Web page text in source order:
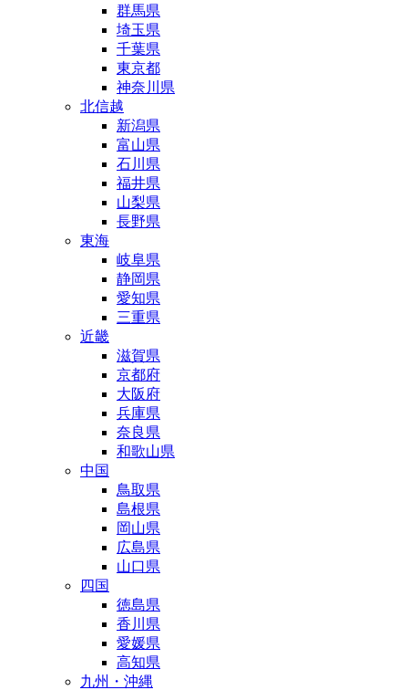
群馬県
埼玉県
千葉県
東京都
神奈川県
北信越
新潟県
富山県
石川県
福井県
山梨県
長野県
東海
岐阜県
静岡県
愛知県
三重県
近畿
滋賀県
京都府
大阪府
兵庫県
奈良県
和歌山県
中国
鳥取県
島根県
岡山県
広島県
山口県
四国
徳島県
香川県
愛媛県
高知県
九州・沖縄